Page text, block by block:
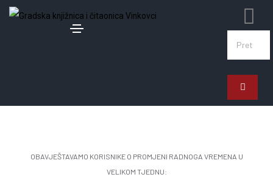
PROMJENA RADNOGA VREMENA U
OBAVJEŠTAVAMO KORISNIKE O PROMJENI RADNOGA VREMENA U
VELIKOM TJEDNU: